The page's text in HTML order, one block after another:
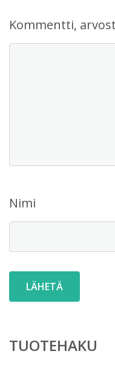
Kommentti,
Nimi
TUOTEHAKU